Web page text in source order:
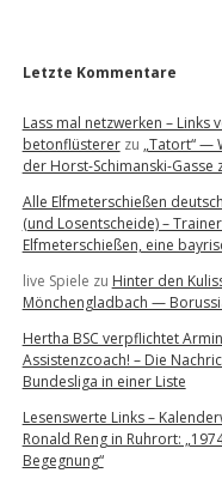
Letzte Kommentare
Lass mal netzwerken – Links
betonflüstererzu „Tatort“ —
der Horst-Schimanski-Gasse
Alle Elfmeterschießen
(und Losentscheide) –
Elfmeterschießen, eine
live Spiele zu Hinter den
Mönchengladbach —
Hertha BSC verpflichtet
Assistenzcoach! – Die
Bundesliga in einer Liste
Lesenswerte Links –
Ronald Reng in Ruhrort:
Begegnung“